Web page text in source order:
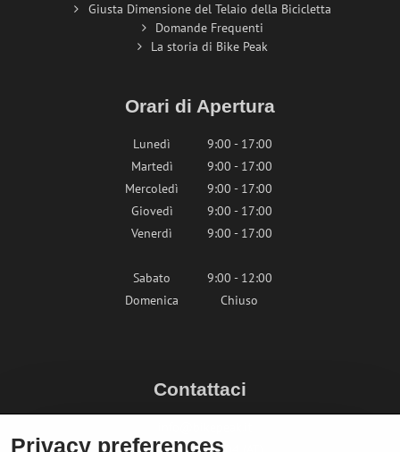
Giusta Dimensione del Telaio della Bicicletta
Domande Frequenti
La storia di Bike Peak
Orari di Apertura
Lunedì
9:00 - 17:00
Martedì
9:00 - 17:00
Mercoledì
9:00 - 17:00
Giovedì
9:00 - 17:00
Venerdì
9:00 - 17:00
Sabato
9:00 - 12:00
Domenica
Chiuso
Contattaci
Privacy preferences